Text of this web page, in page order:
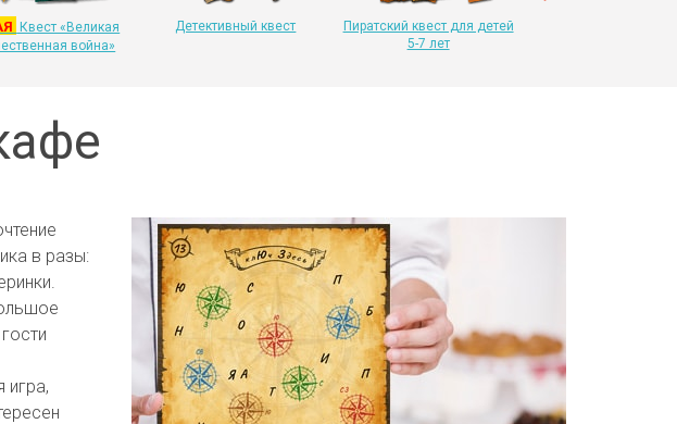
Квест «Великая
война»
Детективный квест
Пиратский квест для детей
5-7 лет
в разы:
игра,